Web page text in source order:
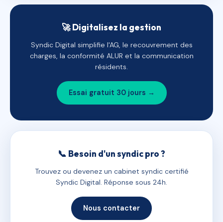
🚀 Digitalisez la gestion
Syndic Digital simplifie l'AG, le recouvrement des
charges, la conformité ALUR et la communication
résidents.
Essai gratuit 30 jours →
📞 Besoin d'un syndic pro ?
Trouvez ou devenez un cabinet syndic certifié
Syndic Digital. Réponse sous 24h.
Nous contacter